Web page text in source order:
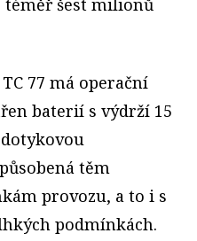
téměř šest milionů
77 má operační
baterií s výdrží 15
těm
provozu, a to i s
podmínkách.